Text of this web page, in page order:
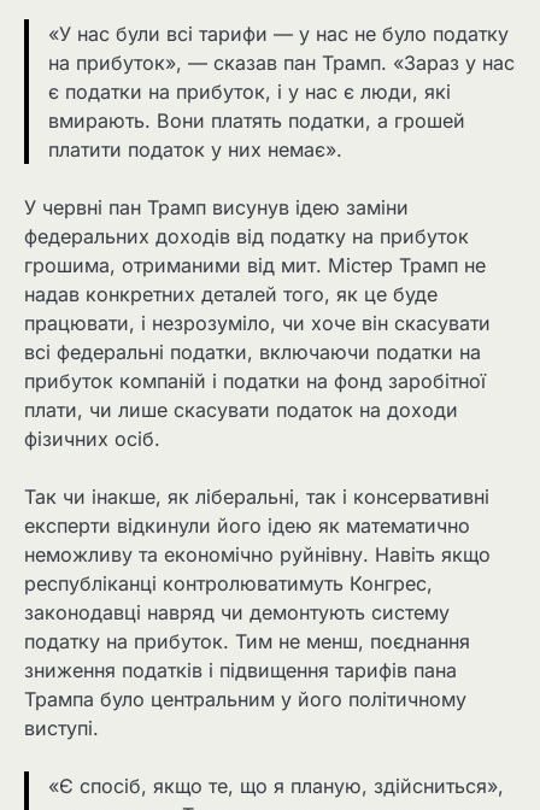
«У нас були всі тарифи — у нас не було податку
на прибуток», — сказав пан Трамп. «Зараз у нас
є податки на прибуток, і у нас є люди, які
вмирають. Вони платять податки, а грошей
платити податок у них немає».
У червні пан Трамп висунув ідею заміни
федеральних доходів від податку на прибуток
грошима, отриманими від мит. Містер Трамп не
надав конкретних деталей того, як це буде
працювати, і незрозуміло, чи хоче він скасувати
всі федеральні податки, включаючи податки на
прибуток компаній і податки на фонд заробітної
плати, чи лише скасувати податок на доходи
фізичних осіб.
Так чи інакше, як ліберальні, так і консервативні
експерти відкинули його ідею як математично
неможливу та економічно руйнівну. Навіть якщо
республіканці контролюватимуть Конгрес,
законодавці навряд чи демонтують систему
податку на прибуток. Тим не менш, поєднання
зниження податків і підвищення тарифів пана
Трампа було центральним у його політичному
виступі.
«Є спосіб, якщо те, що я планую, здійсниться»,